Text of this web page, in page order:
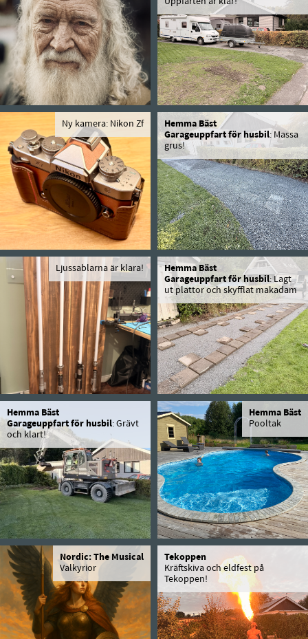
Ny kamera: Nikon Zf
Hemma Bäst
Garageuppfart för husbil: Massa
grus!
Ljussablarna är klara!
Hemma Bäst
Garageuppfart för husbil: Lagt
ut plattor och skyfflat makadam
Hemma Bäst
Garageuppfart för husbil: Grävt
och klart!
Hemma Bäst
Pooltak
Nordic: The Musical
Valkyrior
Tekoppen
Kräftskiva och eldfest på
Tekoppen!